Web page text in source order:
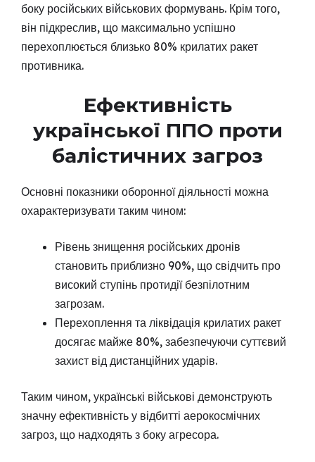
боку російських військових формувань. Крім того,
він підкреслив, що максимально успішно
перехоплюється близько 80% крилатих ракет
противника.
Ефективність
української ППО проти
балістичних загроз
Основні показники оборонної діяльності можна
охарактеризувати таким чином:
Рівень знищення російських дронів
становить приблизно 90%, що свідчить про
високий ступінь протидії безпілотним
загрозам.
Перехоплення та ліквідація крилатих ракет
досягає майже 80%, забезпечуючи суттєвий
захист від дистанційних ударів.
Таким чином, українські військові демонструють
значну ефективність у відбитті аерокосмічних
загроз, що надходять з боку агресора.